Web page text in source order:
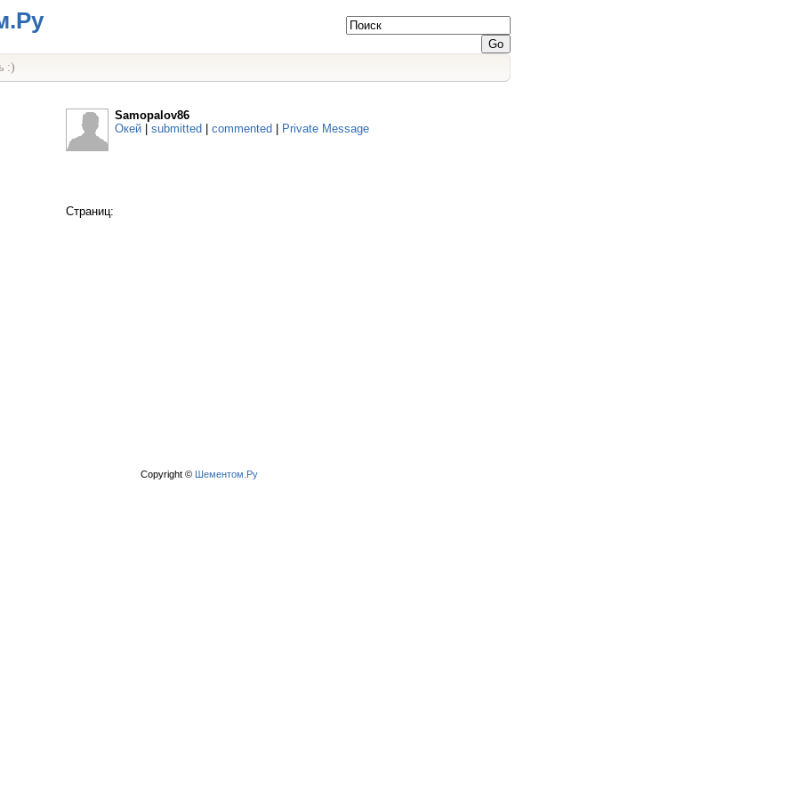
:)
Samopalov86
Окей
submitted commented Private Message
Страниц:
Copyright © Шементом.Ру